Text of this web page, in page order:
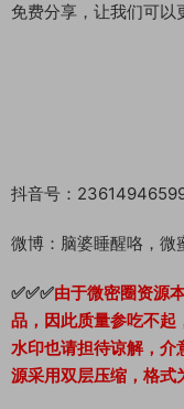
免费分享，让我们可以
抖音号：
微博：脑婆睡醒咯，微
✅✅✅由于微密圈资源
品，因此质量参吃不起
水印也请担待谅解，介
源采用双层压缩，格式